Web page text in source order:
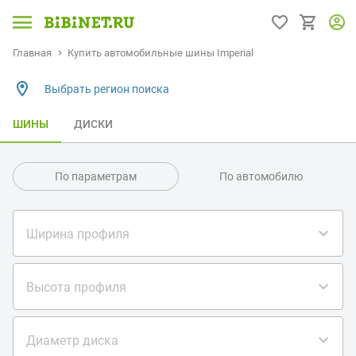
Главная Купить автомобильные шины Imperial
Выбрать регион поиска
ШИНЫ ДИСКИ
По параметрам По автомобилю
Ширина профиля
Высота профиля
Диаметр диска